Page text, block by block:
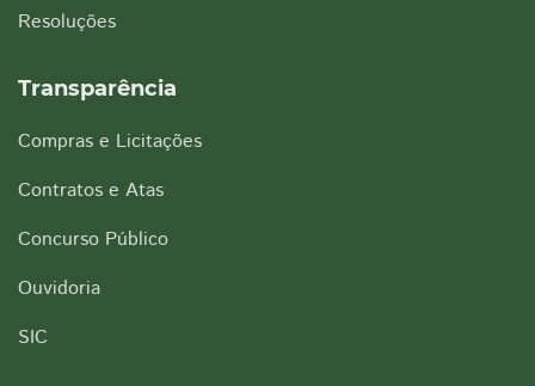
Resoluções
Transparência
Compras e Licitações
Contratos e Atas
Concurso Público
Ouvidoria
SIC